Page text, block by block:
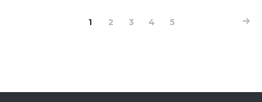
1 2 3 4 5